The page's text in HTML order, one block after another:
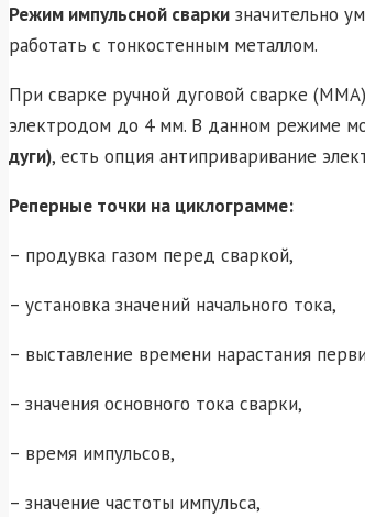
Режим импульсной сварки значительно
работать с тонкостенным металлом.
При сварке ручной дуговой сварке
электродом до 4 мм. В данном режиме
дуги), есть опция антиприваривание
Реперные точки на циклограмме:
– продувка газом перед сваркой,
– установка значений начального тока,
– выставление времени нарастания
– значения основного тока сварки,
– время импульсов,
– значение частоты импульса,